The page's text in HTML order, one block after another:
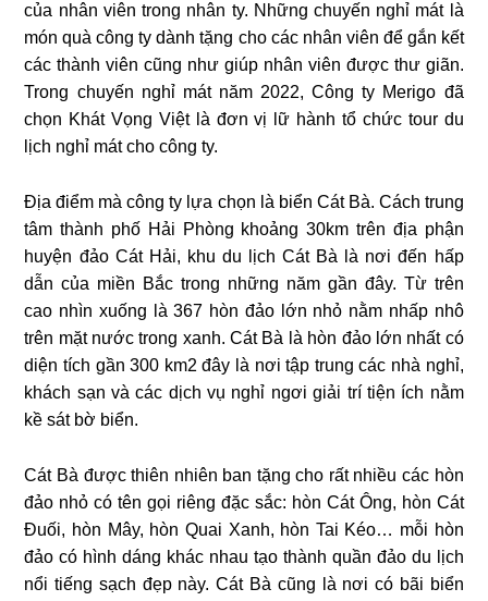
của nhân viên trong nhân ty. Những chuyến nghỉ mát là
món quà công ty dành tặng cho các nhân viên để gắn kết
các thành viên cũng như giúp nhân viên được thư giãn.
Trong chuyến nghỉ mát năm 2022, Công ty Merigo đã
chọn Khát Vọng Việt là đơn vị lữ hành tổ chức tour du
lịch nghỉ mát cho công ty.
Địa điểm mà công ty lựa chọn là biển Cát Bà. Cách trung
tâm thành phố Hải Phòng khoảng 30km trên địa phận
huyện đảo Cát Hải, khu du lịch Cát Bà là nơi đến hấp
dẫn của miền Bắc trong những năm gần đây. Từ trên
cao nhìn xuống là 367 hòn đảo lớn nhỏ nằm nhấp nhô
trên mặt nước trong xanh. Cát Bà là hòn đảo lớn nhất có
diện tích gần 300 km2 đây là nơi tập trung các nhà nghỉ,
khách sạn và các dịch vụ nghỉ ngơi giải trí tiện ích nằm
kề sát bờ biển.
Cát Bà được thiên nhiên ban tặng cho rất nhiều các hòn
đảo nhỏ có tên gọi riêng đặc sắc: hòn Cát Ông, hòn Cát
Đuối, hòn Mây, hòn Quai Xanh, hòn Tai Kéo… mỗi hòn
đảo có hình dáng khác nhau tạo thành quần đảo du lịch
nổi tiếng sạch đẹp này. Cát Bà cũng là nơi có bãi biển